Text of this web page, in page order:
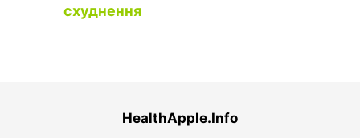
схуднення
HealthApple.Info